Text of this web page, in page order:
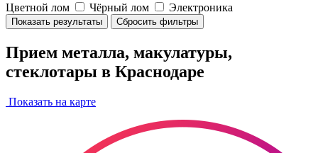
Цветной лом
Чёрный лом Электроника
Показать результаты Сбросить фильтры
Прием металла, макулатуры,
стеклотары в Краснодаре
Показать на карте